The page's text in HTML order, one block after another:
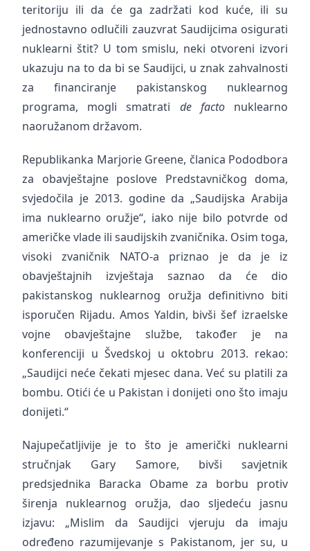
teritoriju ili da će ga zadržati kod kuće, ili su
jednostavno odlučili zauzvrat Saudijcima osigurati
nuklearni štit? U tom smislu, neki otvoreni izvori
ukazuju na to da bi se Saudijci, u znak zahvalnosti
za financiranje pakistanskog nuklearnog
programa, mogli smatrati de factonuklearno
naoružanom državom.
Republikanka Marjorie Greene, članica Pododbora
za obavještajne poslove Predstavničkog doma,
svjedočila je 2013. godine da „Saudijska Arabija
ima nuklearno oružje“, iako nije bilo potvrde od
američke vlade ili saudijskih zvaničnika. Osim toga,
visoki zvaničnik NATO-a priznao je da je iz
obavještajnih izvještaja saznao da će dio
pakistanskog nuklearnog oružja definitivno biti
isporučen Rijadu. Amos Yaldin, bivši šef izraelske
vojne obavještajne službe, također je na
konferenciji u Švedskoj u oktobru 2013. rekao:
„Saudijci neće čekati mjesec dana. Već su platili za
bombu. Otići će u Pakistan i donijeti ono što imaju
donijeti.“
Najupečatljivije je to što je američki nuklearni
stručnjak Gary Samore, bivši savjetnik
predsjednika Baracka Obame za borbu protiv
širenja nuklearnog oružja, dao sljedeću jasnu
izjavu: „Mislim da Saudijci vjeruju da imaju
određeno razumijevanje s Pakistanom, jer su, u